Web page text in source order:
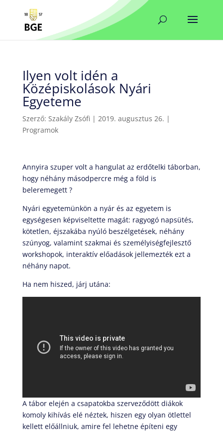
Ilyen volt idén a
Középiskolások Nyári
Egyeteme
Szerző: Szakály Zsófi | 2019. augusztus 26. |
Programok
Annyira szuper volt a hangulat az erdőtelki táborban,
hogy néhány másodpercre még a föld is
beleremegett ?
Nyári egyetemünkön a nyár és az egyetem is
egységesen képviseltette magát: ragyogó napsütés,
kötetlen, éjszakába nyúló beszélgetések, néhány
szúnyog, valamint szakmai és személyiségfejlesztő
workshopok, interaktív előadások jellemezték ezt a
néhány napot.
Ha nem hiszed, járj utána:
A tábor elején a csapatokba szerveződött diákok
komoly kihívás elé néztek, hiszen egy olyan ötlettel
kellett előállniuk, amire fel lehetne építeni egy